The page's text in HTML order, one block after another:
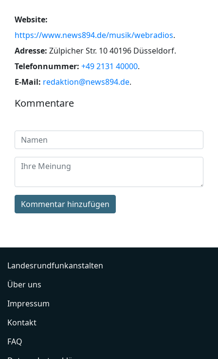
Website:
https://www.news894.de/musik/webradios.
Adresse: Zülpicher Str. 10 40196 Düsseldorf.
Telefonnummer: +49 2131 40000.
E-Mail: redaktion@news894.de.
Kommentare
Kommentar hinzufügen
Landesrundfunkanstalten
Über uns
Impressum
Kontakt
FAQ